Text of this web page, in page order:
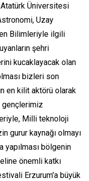
Üniversitesi
Uzay
Bilimleriyle ilgili
şehri
kucaklayacak olan
bizleri son
en kilit aktörü olarak
gençlerimiz
Milli teknoloji
gurur kaynağı olmayı
yapılması bölgenin
önemli katkı
Erzurum'a büyük